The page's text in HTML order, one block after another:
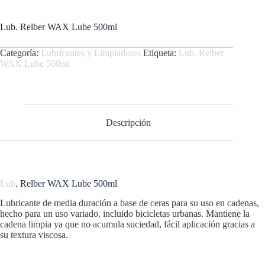
Lub. Relber WAX Lube 500ml
Categoría: Lubricantes y Limpiadores Etiqueta: Lub. Relber
WAX Lube 500ml
Descripción
Lub. Relber WAX Lube 500ml
Lubricante de media duración a base de ceras para su uso en cadenas,
hecho para un uso variado, incluido bicicletas urbanas. Mantiene la
cadena limpia ya que no acumula suciedad, fácil aplicación gracias a
su textura viscosa.